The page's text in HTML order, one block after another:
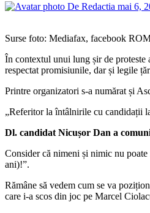
De Redactia mai 6,
Surse foto: Mediafax, facebook
În contextul unui lung șir de
respectat promisiunile, dar și legile
Printre organizatori s-a numărat și
„Referitor la întâlnirile cu candidații
Dl. candidat Nicușor Dan a
Consider că nimeni și nimic nu
ani)!”.
Rămâne să vedem cum se va
care i-a scos din joc pe Marcel